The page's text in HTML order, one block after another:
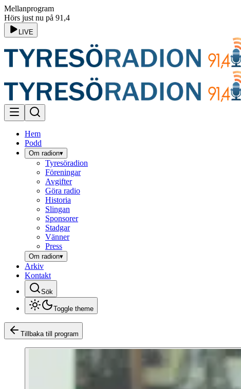
Mellanprogram
Hörs just nu på 91,4
LIVE
Hem
Podd
Om radion▾
Tyresöradion
Föreningar
Avgifter
Göra radio
Historia
Slingan
Sponsorer
Stadgar
Vänner
Press
Om radion▾
Arkiv
Kontakt
Sök
Toggle theme
Tillbaka till program